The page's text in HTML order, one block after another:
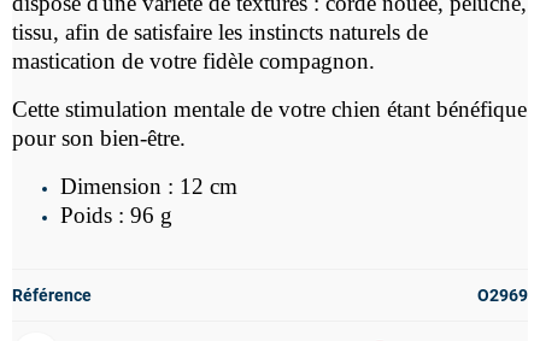
tissu, afin de satisfaire les instincts naturels de
mastication de votre fidèle compagnon.
Cette stimulation mentale de votre chien étant bénéfique
pour son bien-être.
Dimension : 12 cm
Poids : 96 g
Référence O2969